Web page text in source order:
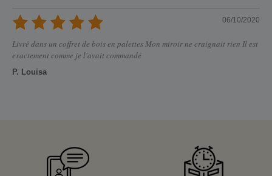
06/10/2020
Livré dans un coffret de bois en palettes Mon miroir ne craignait rien Il est
exactement comme je l'avait commandé
P. Louisa